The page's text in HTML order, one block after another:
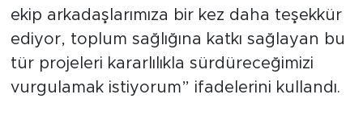
ekip arkadaşlarımıza bir kez daha teşekkür
ediyor, toplum sağlığına katkı sağlayan bu
tür projeleri kararlılıkla sürdüreceğimizi
vurgulamak istiyorum” ifadelerini kullandı.